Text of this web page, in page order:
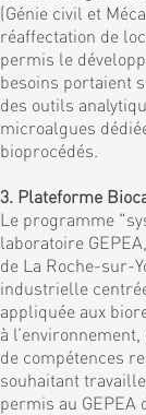
(Génie civil et
réaffectation de
permis le
besoins portaient
des outils
microalgues
bioprocédés.
3. Plateforme
Le programme
laboratoire
de La Roche-sur-
industrielle
appliquée aux
à
de compétences
souhaitant
permis au